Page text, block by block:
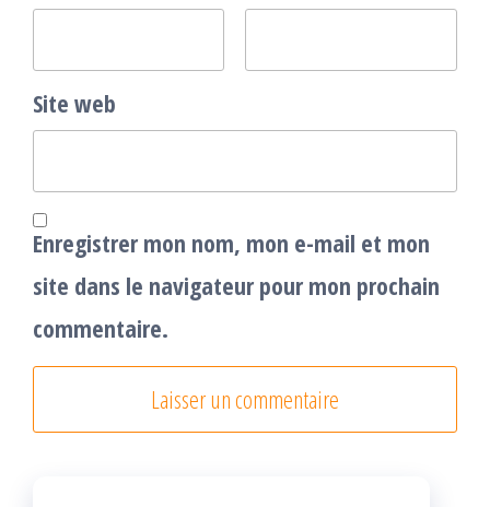
Site web
Enregistrer mon nom, mon e-mail et mon
site dans le navigateur pour mon prochain
commentaire.